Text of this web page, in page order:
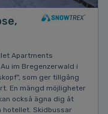
Apartments
im Bregenzerwald i
som ger tillgång
En mängd möjligheter
också ägna dig åt
hotellet. Skidbussar